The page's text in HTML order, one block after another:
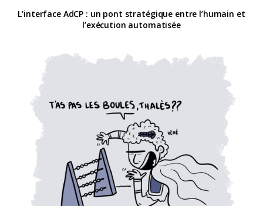
L’interface AdCP : un pont stratégique entre l’humain et
l’exécution automatisée